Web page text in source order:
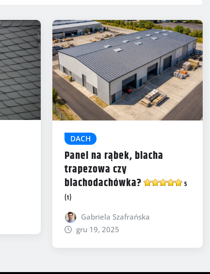
DACH
Panel na rąbek, blacha
trapezowa czy
blachodachówka?
5
(1)
Gabriela Szafrańska
gru 19, 2025